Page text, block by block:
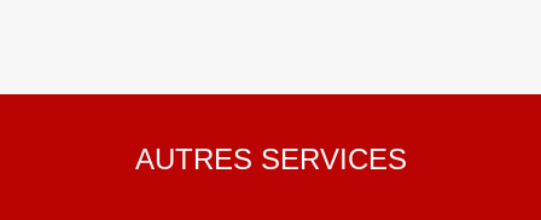
AUTRES SERVICES